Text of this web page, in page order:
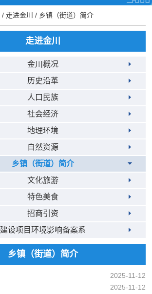
/走进金川 / 乡镇（街道）简介
走进金川
金川概况
历史沿革
人口民族
社会经济
地理环境
自然资源
乡镇（街道）简介
文化旅游
特色美食
招商引资
建设项目环境影响备案系
乡镇（街道）简介
2025-11-12
2025-11-12